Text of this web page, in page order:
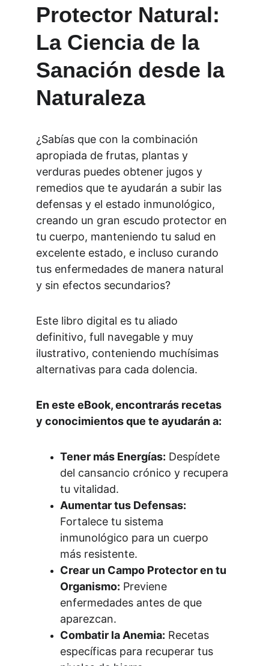
Protector Natural:
La Ciencia de la
Sanación desde la
Naturaleza
¿Sabías que con la combinación
apropiada de frutas, plantas y
verduras puedes obtener jugos y
remedios que te ayudarán a subir las
defensas y el estado inmunológico,
creando un gran escudo protector en
tu cuerpo, manteniendo tu salud en
excelente estado, e incluso curando
tus enfermedades de manera natural
y sin efectos secundarios?
Este libro digital es tu aliado
definitivo, full navegable y muy
ilustrativo, conteniendo muchísimas
alternativas para cada dolencia.
En este eBook, encontrarás recetas
y conocimientos que te ayudarán a:
Tener más Energías: Despídete
del cansancio crónico y recupera
tu vitalidad.
Aumentar tus Defensas:
Fortalece tu sistema
inmunológico para un cuerpo
más resistente.
Crear un Campo Protector en tu
Organismo: Previene
enfermedades antes de que
aparezcan.
Combatir la Anemia: Recetas
específicas para recuperar tus